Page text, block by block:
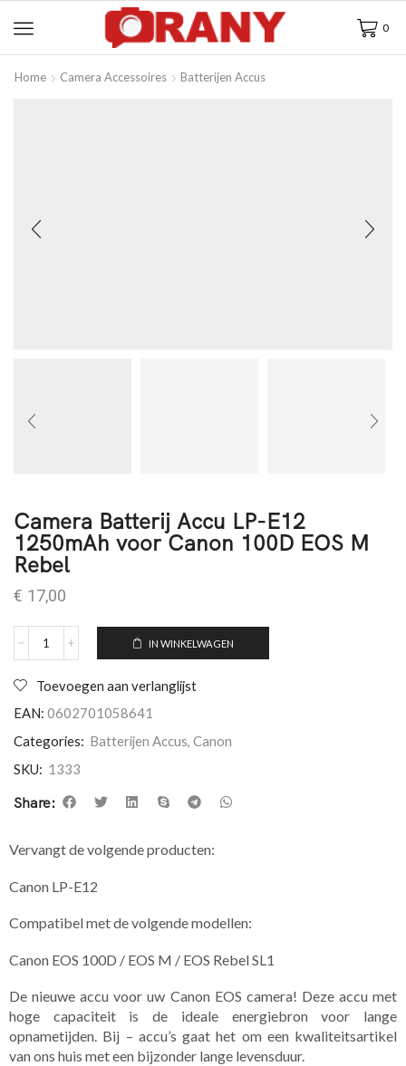
0
Home Camera Accessoires Batterijen Accus
Camera Batterij Accu LP-E12
1250mAh voor Canon 100D EOS M
Rebel
€ 17,00
IN WINKELWAGEN
Toevoegen aan verlanglijst
EAN: 0602701058641
Categories: Batterijen Accus, Canon
SKU: 1333
Share:
Vervangt de volgende producten:
Canon LP-E12
Compatibel met de volgende modellen:
Canon EOS 100D / EOS M / EOS Rebel SL1
De nieuwe accu voor uw Canon EOS camera! Deze accu met
hoge capaciteit is de ideale energiebron voor lange
opnametijden. Bij – accu’s gaat het om een kwaliteitsartikel
van ons huis met een bijzonder lange levensduur.